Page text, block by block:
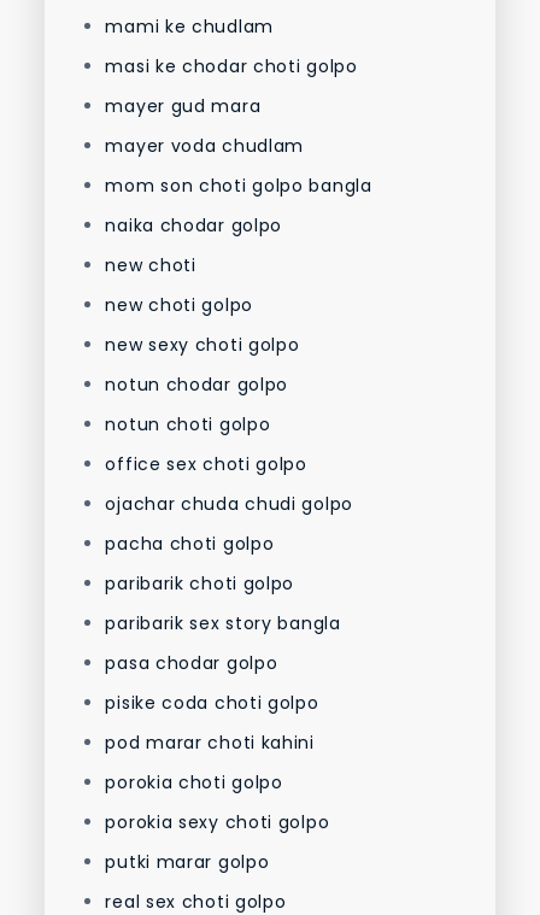
mami ke chudlam
masi ke chodar choti golpo
mayer gud mara
mayer voda chudlam
mom son choti golpo bangla
naika chodar golpo
new choti
new choti golpo
new sexy choti golpo
notun chodar golpo
notun choti golpo
office sex choti golpo
ojachar chuda chudi golpo
pacha choti golpo
paribarik choti golpo
paribarik sex story bangla
pasa chodar golpo
pisike coda choti golpo
pod marar choti kahini
porokia choti golpo
porokia sexy choti golpo
putki marar golpo
real sex choti golpo